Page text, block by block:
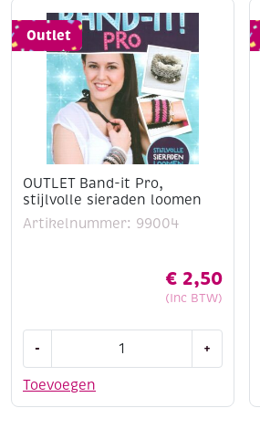
Outlet
OUTLET Band-it Pro,
stijlvolle sieraden loomen
Artikelnummer: 99004
€ 2,50
(Inc BTW)
Toevoegen
-
it
+